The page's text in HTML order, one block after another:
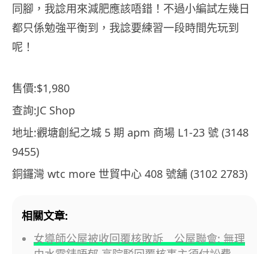
同腳，我諗用來減肥應該唔錯！不過小編試左幾日
都只係勉強平衡到，我諗要練習一段時間先玩到
呢！
售價:$1,980
查詢:JC Shop
地址:觀塘創紀之城 5 期 apm 商場 L1-23 號 (3148
9455)
銅鑼灣 wtc more 世貿中心 408 號舖 (3102 2783)
相關文章:
女導師公屋被收回覆核敗訴 公屋聯會: 無理